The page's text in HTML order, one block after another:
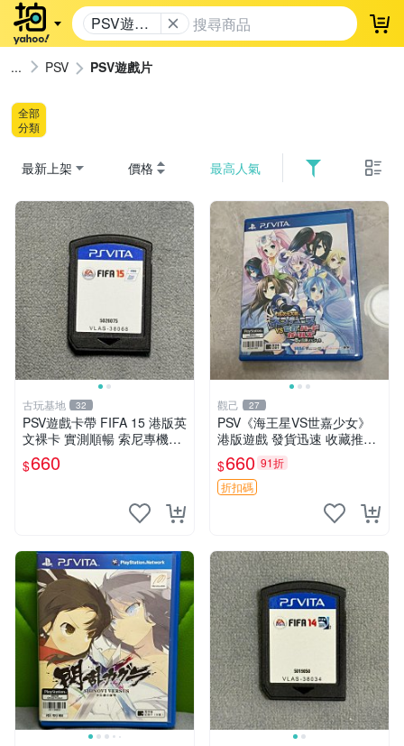
PSV遊戲
片
登
PSV PSV遊戲片
全部
分類
最新上架 價格 最高人氣
古玩基地 32
PSV遊戲卡帶 FIFA 15 港版英
文裸卡 實測順暢 索尼專機適
用 只此一家 不退不換 買2送
優惠 psv fifa 15 港版 卡帶
$660
觀己 27
PSV《海王星VS世嘉少女》
港版遊戲 發貨迅速 收藏推薦
游戲盒 光碟 完整 海王星 世
嘉少女 港版 海王星 世嘉少女
港版游戲 PSV 港版 海王星
$660 91折
折扣碼